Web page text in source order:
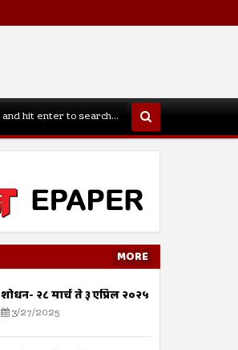
MORE
शोधन- २८ मार्च ते ३ एप्रिल २०२५
3/27/2025